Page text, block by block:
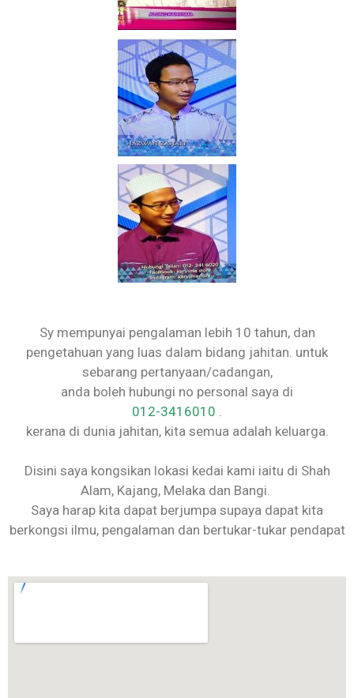
Sy mempunyai pengalaman lebih 10 tahun, dan
pengetahuan yang luas dalam bidang jahitan. untuk
sebarang pertanyaan/cadangan,
anda boleh hubungi no personal saya di
012-3416010
kerana di dunia jahitan, kita semua adalah keluarga.
Disini saya kongsikan lokasi kedai kami iaitu di Shah
Alam, Kajang, Melaka dan Bangi.
Saya harap kita dapat berjumpa supaya dapat kita
berkongsi ilmu, pengalaman dan bertukar-tukar pendapat